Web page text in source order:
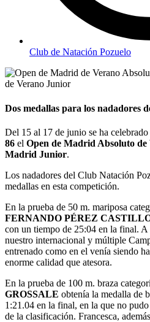
Club de Natación Pozuelo
Dos medallas para los nadadores
Del 15 al 17 de junio se ha celebrado
86 el Open de Madrid Absoluto de
Madrid Junior.
Los nadadores del Club Natación
medallas en esta competición.
En la prueba de 50 m. mariposa
FERNANDO PÉREZ
con un tiempo de 25:04 en la final. A
nuestro internacional y múltiple
entrenado como en el venía siendo
enorme calidad que atesora.
En la prueba de 100 m. braza
GROSSALE obtenía la medalla de
1:21.04 en la final, en la que no
de la clasificación. Francesca,